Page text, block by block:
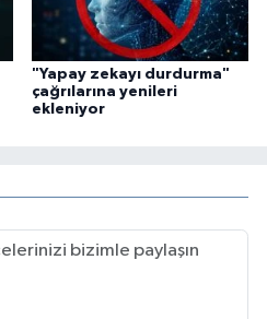
"Yapay zekayı durdurma"
çağrılarına yenileri
ekleniyor